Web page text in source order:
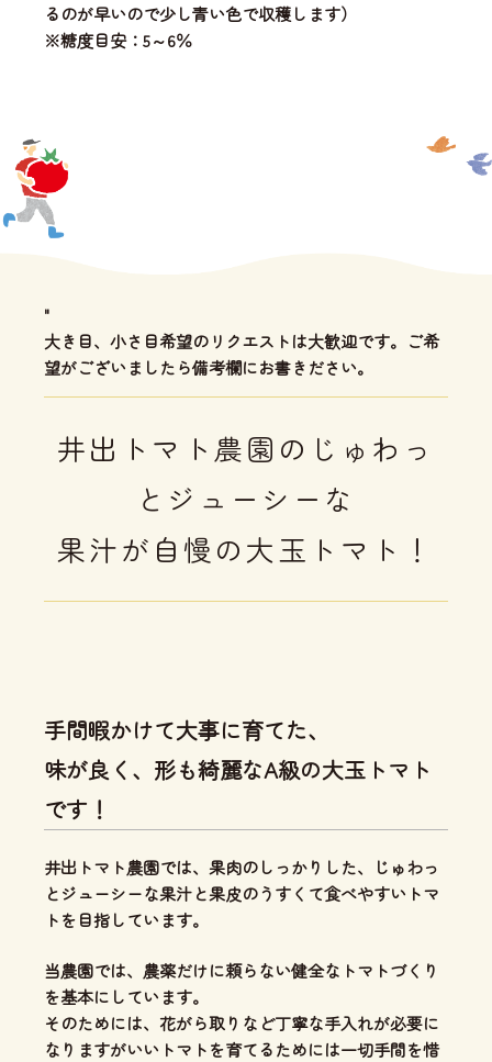
るのが早いので少し青い色で収穫します）
※糖度目安：5～6％
"
大き目、小さ目希望のリクエストは大歓迎です。ご希
望がございましたら備考欄にお書きださい。
井出トマト農園のじゅわっ
とジューシーな
果汁が自慢の大玉トマト！
手間暇かけて大事に育てた、
味が良く、形も綺麗なA級の大玉トマト
です！
井出トマト農園では、 果肉のしっかりした、じゅわっ
とジューシーな果汁と果皮のうすくて食べやすいトマ
トを目指しています。
当農園では、 農薬だけに頼らない健全なトマトづくり
を基本にしています。
そのためには、花がら取りなど丁寧な手入れが必要に
なりますがいいトマトを育てるためには一切手間を惜